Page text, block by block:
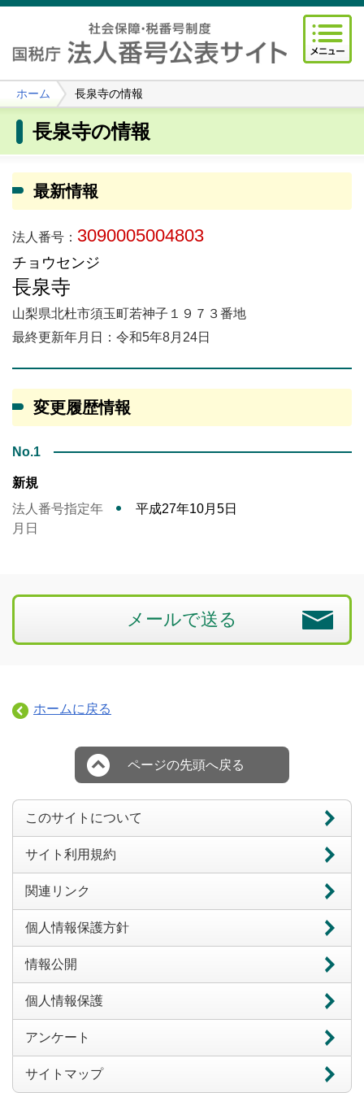
ホーム 長泉寺の情報
長泉寺の情報
最新情報
法人番号： 3090005004803
チョウセンジ
長泉寺
山梨県北杜市須玉町若神子１９７３番地
最終更新年月日：令和5年8月24日
変更履歴情報
No.1
新規
法人番号指定年
月日
平成27年10月5日
メールで送る
ホームに戻る
ページの先頭へ戻る
このサイトについて
サイト利用規約
関連リンク
個人情報保護方針
情報公開
個人情報保護
アンケート
サイトマップ